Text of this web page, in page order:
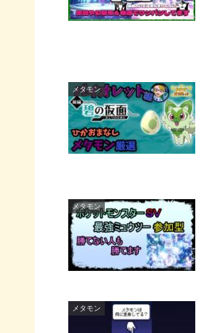
メタモン
メタモン
メタモン